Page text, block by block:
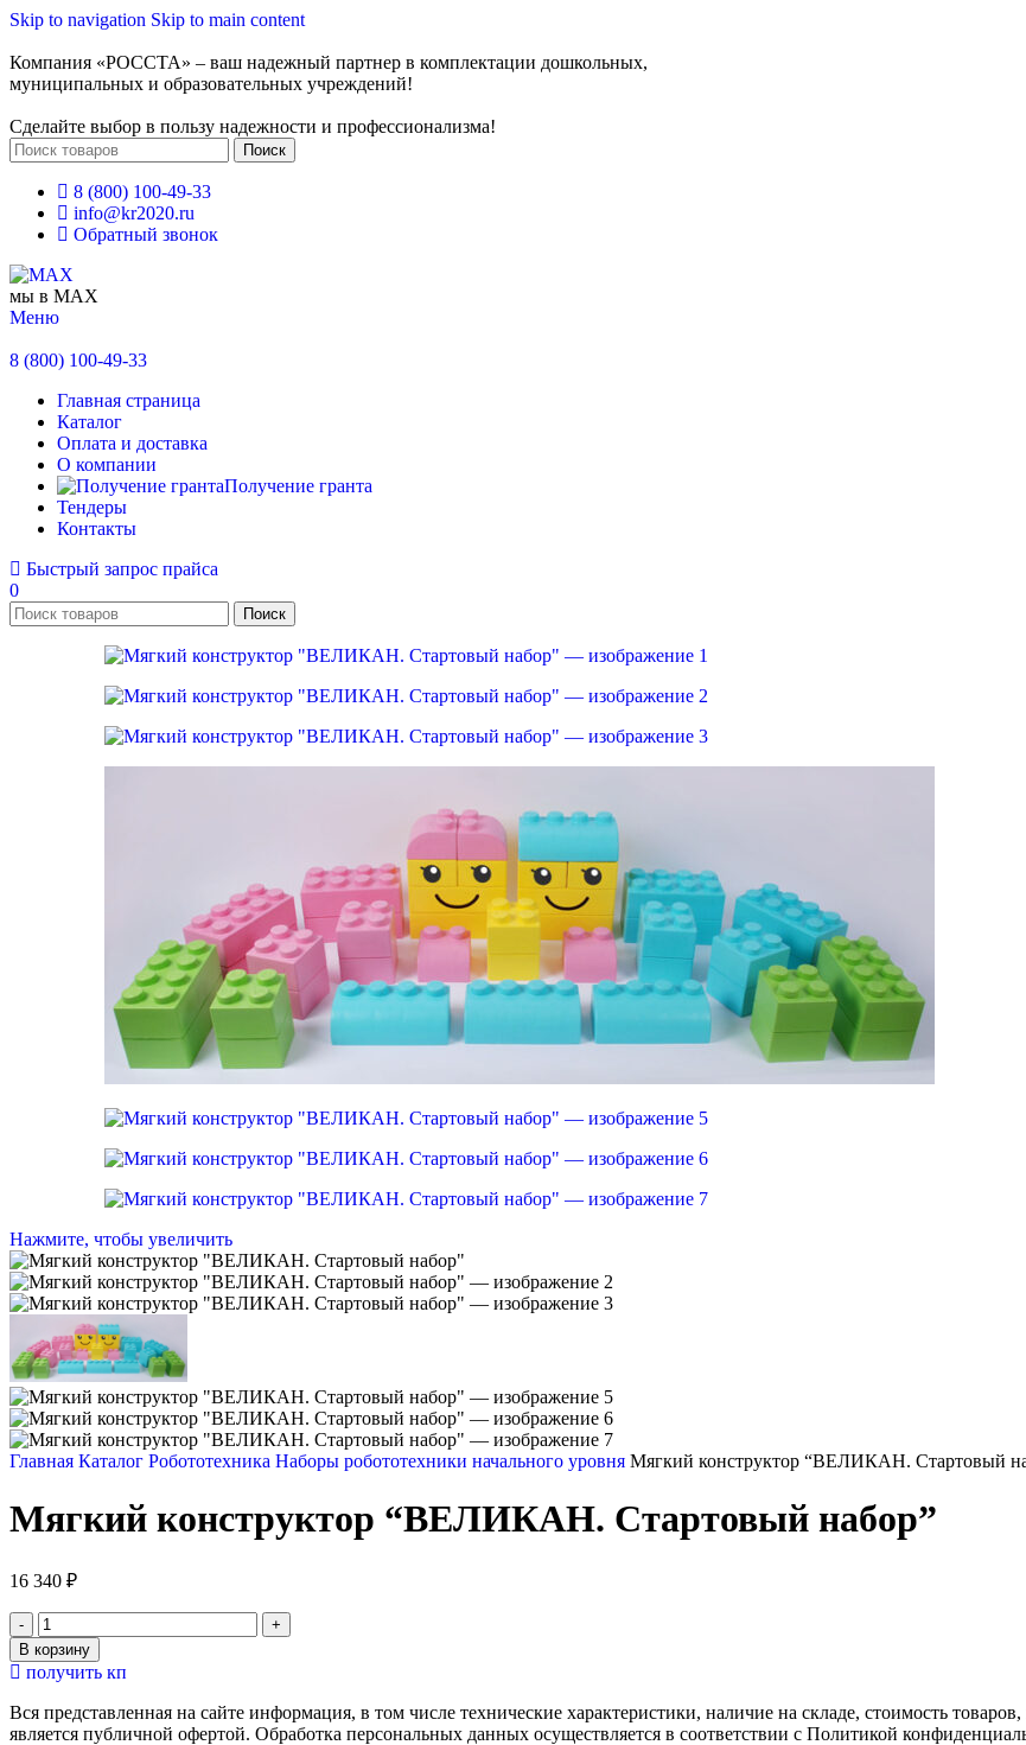
Skip to navigation Skip to main content
Компания «РОССТА» – ваш надежный партнер в комплектации дошкольных,
муниципальных и образовательных учреждений!
Сделайте выбор в пользу надежности и профессионализма!
Поиск
8 (800) 100-49-33
info@kr2020.ru
Обратный звонок
мы в MAX
Меню
8 (800) 100-49-33
Главная страница
Каталог
Оплата и доставка
О компании
Получение гранта
Тендеры
Контакты
Быстрый запрос прайса
0
Поиск
Нажмите, чтобы увеличить
Главная Каталог Робототехника Наборы робототехники начального уровня Мягкий конструктор “ВЕЛИКАН. Стартовый
Мягкий конструктор “ВЕЛИКАН. Стартовый набор”
16 340 ₽
Количество
товара
Мягкий
конструктор
"ВЕЛИКАН.
Стартовый
В корзину
получить кп
Вся представленная на сайте информация, в том числе технические характеристики, наличие на складе, стоимость
является публичной офертой. Обработка персональных данных осуществляется в соответствии с Политикой